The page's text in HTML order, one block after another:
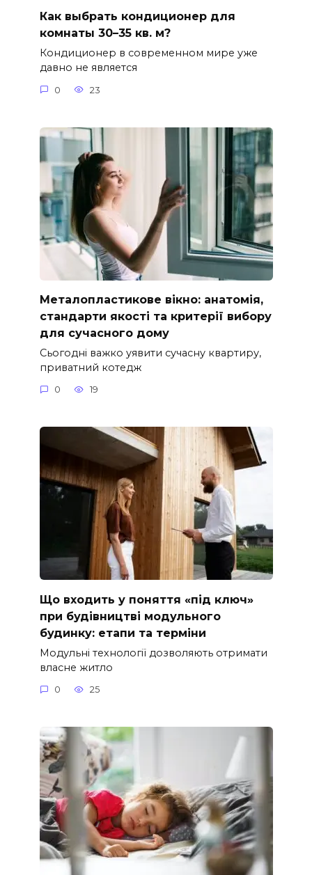
Как выбрать кондиционер для
комнаты 30–35 кв. м?
Кондиционер в современном мире уже
давно не является
0 23
Металопластикове вікно: анатомія,
стандарти якості та критерії вибору
для сучасного дому
Сьогодні важко уявити сучасну квартиру,
приватний котедж
0 19
Що входить у поняття «під ключ»
при будівництві модульного
будинку: етапи та терміни
Модульні технології дозволяють отримати
власне житло
0 25